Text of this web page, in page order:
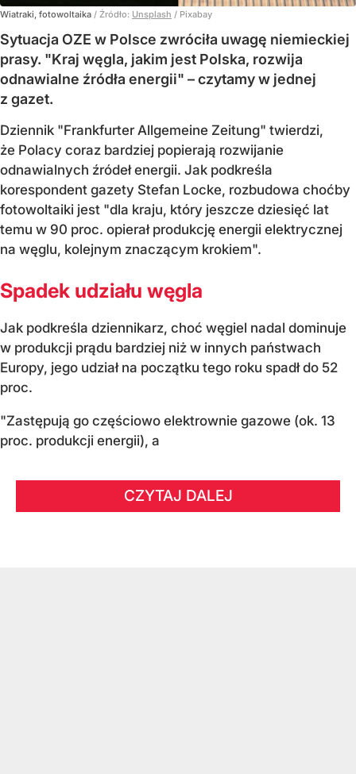
Wiatraki, fotowoltaika / Źródło: Unsplash / Pixabay
Sytuacja OZE w Polsce zwróciła uwagę niemieckiej
prasy. "Kraj węgla, jakim jest Polska, rozwija
odnawialne źródła energii" – czytamy w jednej
z gazet.
Dziennik "Frankfurter Allgemeine Zeitung" twierdzi,
że Polacy coraz bardziej popierają rozwijanie
odnawialnych źródeł energii. Jak podkreśla
korespondent gazety Stefan Locke, rozbudowa choćby
fotowoltaiki jest "dla kraju, który jeszcze dziesięć lat
temu w 90 proc. opierał produkcję energii elektrycznej
na węglu, kolejnym znaczącym krokiem".
Spadek udziału węgla
Jak podkreśla dziennikarz, choć węgiel nadal dominuje
w produkcji prądu bardziej niż w innych państwach
Europy, jego udział na początku tego roku spadł do 52
proc.
"Zastępują go częściowo elektrownie gazowe (ok. 13
proc. produkcji energii), a
CZYTAJ DALEJ